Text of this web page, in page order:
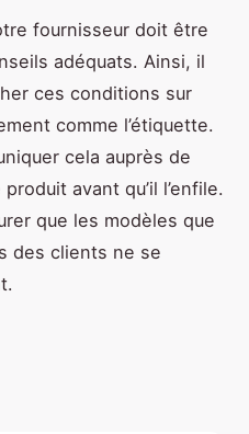
fournisseur doit être
adéquats. Ainsi, il
ces conditions sur
comme l’étiquette.
cela auprès de
avant qu’il l’enfile.
que les modèles que
des clients ne se